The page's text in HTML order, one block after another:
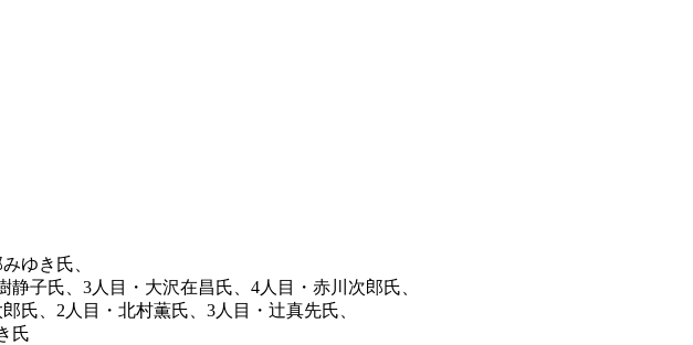
ゆき氏、
子氏、3人目・大沢在昌氏、4人目・赤川次郎氏、
氏、2人目・北村薫氏、3人目・辻真先氏、
氏